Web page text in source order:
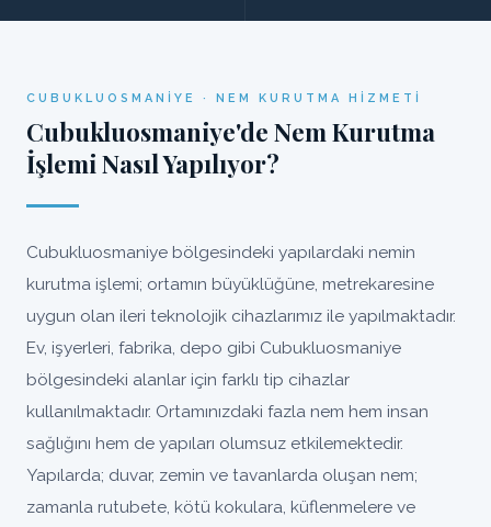
CUBUKLUOSMANIYE · NEM KURUTMA HIZMETI
Cubukluosmaniye'de Nem Kurutma
İşlemi Nasıl Yapılıyor?
Cubukluosmaniye bölgesindeki yapılardaki nemin
kurutma işlemi; ortamın büyüklüğüne, metrekaresine
uygun olan ileri teknolojik cihazlarımız ile yapılmaktadır.
Ev, işyerleri, fabrika, depo gibi Cubukluosmaniye
bölgesindeki alanlar için farklı tip cihazlar
kullanılmaktadır. Ortamınızdaki fazla nem hem insan
sağlığını hem de yapıları olumsuz etkilemektedir.
Yapılarda; duvar, zemin ve tavanlarda oluşan nem;
zamanla rutubete, kötü kokulara, küflenmelere ve